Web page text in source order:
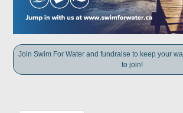
Join Swim For Water and fundraise to keep your
to join!